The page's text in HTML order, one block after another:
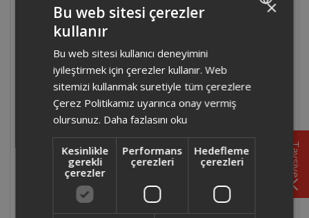
mevcut mudur?
OK006 - Arzum Okka Minio Duo Türk
Kahvesi Makinesi'nden kaç tane ölçüm
kaşığı çıkmaktadır?
OK006 - Arzum Okka Minio Duo Türk
Kahvesi Makinesi'nde dibek ve menengeç
kahvesi yapılır mı?
OK006 - Arzum Okka Minio Duo Türk
Kahvesi Makinesi süt ile kullanılabilir mi?
Tavsiye
×
Bu web sitesi çerezler
kullanır
Bu web sitesi kullanıcı deneyimini
iyileştirmek için çerezler kullanır. Web
sitemizi kullanmak suretiyle tüm çerezlere
Çerez Politikamız uyarınca onay vermiş
olursunuz. Daha fazlasını oku
Kesinlikle
gerekli
çerezler
Performans
çerezleri
Hedefleme
çerezleri